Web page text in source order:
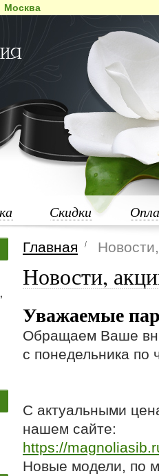
Москва
Скидки
Главная
Новости,
Уважаемые
Обращаем Ваше
с понедельника по
С актуальными
нашем сайте:
https://
Новые модели, по